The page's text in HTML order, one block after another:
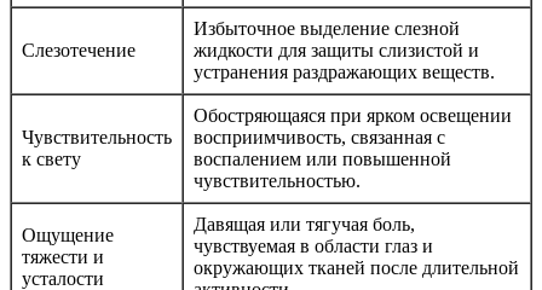
Слезотечение
Избыточное выделение слезной
жидкости для защиты слизистой и
устранения раздражающих веществ.
Чувствительность
к свету
Обостряющаяся при ярком освещении
восприимчивость, связанная с
воспалением или повышенной
чувствительностью.
Ощущение
тяжести и
усталости
Давящая или тягучая боль,
чувствуемая в области глаз и
окружающих тканей после длительной